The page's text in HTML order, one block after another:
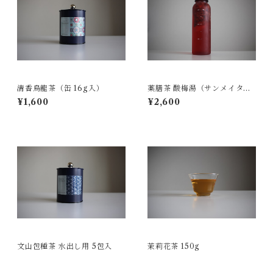
清香烏龍茶（缶 16g入）
¥1,600
薬膳茶 酸梅湯（サンメイタ
ン）10包入
¥2,600
文山包種茶 水出し用 5包入 茉莉花茶 150g